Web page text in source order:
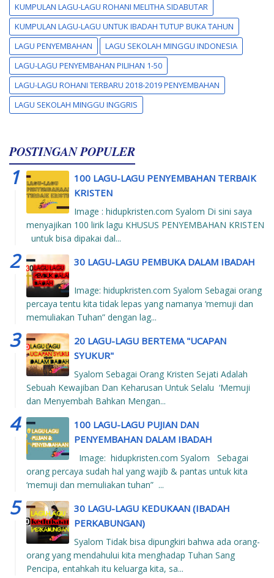
KUMPULAN LAGU-LAGU ROHANI MELITHA SIDABUTAR
KUMPULAN LAGU-LAGU UNTUK IBADAH TUTUP BUKA TAHUN
LAGU PENYEMBAHAN
LAGU SEKOLAH MINGGU INDONESIA
LAGU-LAGU PENYEMBAHAN PILIHAN 1-50
LAGU-LAGU ROHANI TERBARU 2018-2019 PENYEMBAHAN
LAGU SEKOLAH MINGGU INGGRIS
POSTINGAN POPULER
100 LAGU-LAGU PENYEMBAHAN TERBAIK
KRISTEN
Image : hidupkristen.com Syalom Di sini saya
menyajikan 100 lirik lagu KHUSUS PENYEMBAHAN KRISTEN
untuk bisa dipakai dal...
30 LAGU-LAGU PEMBUKA DALAM IBADAH
Image: hidupkristen.com Syalom Sebagai orang
percaya tentu kita tidak lepas yang namanya ‘memuji dan
memuliakan Tuhan” dengan lag...
20 LAGU-LAGU BERTEMA "UCAPAN
SYUKUR"
Syalom Sebagai Orang Kristen Sejati Adalah
Sebuah Kewajiban Dan Keharusan Untuk Selalu ‘Memuji
dan Menyembah Bahkan Mengan...
100 LAGU-LAGU PUJIAN DAN
PENYEMBAHAN DALAM IBADAH
Image: hidupkristen.com Syalom Sebagai
orang percaya sudah hal yang wajib & pantas untuk kita
‘memuji dan memuliakan tuhan” ...
30 LAGU-LAGU KEDUKAAN (IBADAH
PERKABUNGAN)
Syalom Tidak bisa dipungkiri bahwa ada orang-
orang yang mendahului kita menghadap Tuhan Sang
Pencipa, entahkah itu keluarga kita, sa...